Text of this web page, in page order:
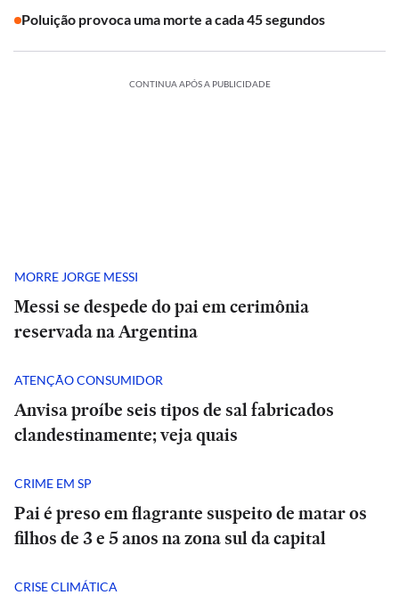
Poluição provoca uma morte a cada 45 segundos
CONTINUA APÓS A PUBLICIDADE
MORRE JORGE MESSI
Messi se despede do pai em cerimônia
reservada na Argentina
ATENÇÃO CONSUMIDOR
Anvisa proíbe seis tipos de sal fabricados
clandestinamente; veja quais
CRIME EM SP
Pai é preso em flagrante suspeito de matar os
filhos de 3 e 5 anos na zona sul da capital
CRISE CLIMÁTICA